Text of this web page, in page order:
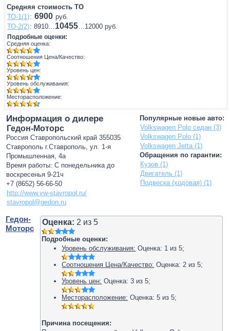
Средняя стоимость ТО
ТО-1(1): 6900 руб.
ТО-2(2): 8910... 10455...12000 руб.
Подробные оценки:
Средняя оценка:
Соотношения Цена/Качество:
Уровень цен:
Уровень обслуживания:
Месторасположение:
Популярные новые авто:
Volkswagen Polo седан (3)
Volkswagen Polo (1)
Volkswagen Jetta (1)
Обращения по гарантии:
Кузов (1)
Двигатель (1)
Подвеска (ходовая) (1)
Информация о дилере
Гедон-Моторс
Россия Ставропольский край 355035
Ставрополь г.Ставрополь, ул. 1-я
Промышленная, 4а
Время работы: С понедельника до
воскресенья 9-21ч
+7 (8652) 56-66-50
http://www.vw-stavropol.ru/
stavropol@gedon.ru
Оценка: 2 из5
Подробные оценки:
Уровень обслуживания: Оценка: 1 из5;
Соотношения Цена/Качество: Оценка:2 из5;
Уровень цен: Оценка:3 из5;
Месторасположение: Оценка:5 из5;
Причина посещения:
Гедон-
Моторс